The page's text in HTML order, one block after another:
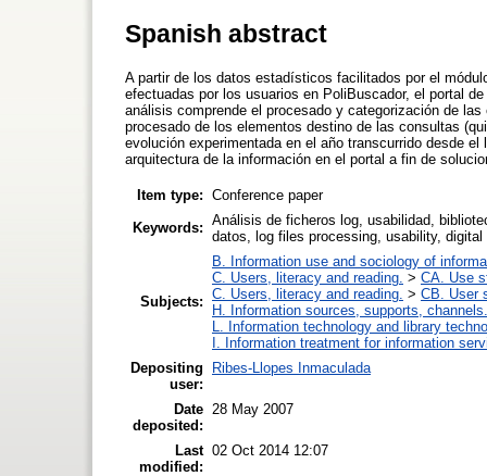
Spanish abstract
A partir de los datos estadísticos facilitados por el
efectuadas por los usuarios en PoliBuscador, el portal
análisis comprende el procesado y categorización de
procesado de los elementos destino de las consultas
evolución experimentada en el año transcurrido desde
arquitectura de la información en el portal a fin de
Item type: Conference paper
Keywords: Análisis de ficheros log, usabilidad,
datos, log files processing, usability,
Subjects:
B. Information use and sociology of
C. Users, literacy and reading. > CA. Use
C. Users, literacy and reading. > CB. User
H. Information sources, supports, channels.
L. Information technology and library
I. Information treatment for information
Depositing
user:
Ribes-Llopes Inmaculada
Date
deposited:
28 May 2007
Last
modified:
02 Oct 2014 12:07